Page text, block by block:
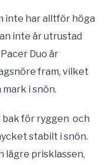
inte har alltför höga
inte är utrustad
Duo är
fram, vilket
i snön.
bak för ryggen och
stabilt i snön.
lägre prisklassen,